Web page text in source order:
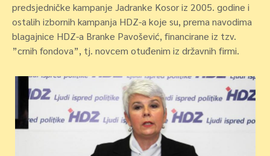
predsjedničke kampanje Jadranke Kosor iz 2005. godine i
ostalih izbornih kampanja HDZ-a koje su, prema navodima
blagajnice HDZ-a Branke Pavošević, financirane iz tzv.
”crnih fondova”, tj. novcem otuđenim iz državnih firmi.